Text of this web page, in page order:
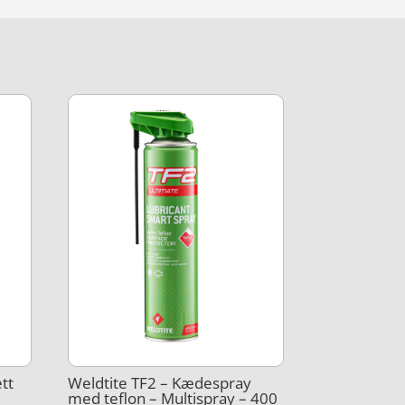
Weldtite TF2 – Kædespray
med teflon – Multispray – 400